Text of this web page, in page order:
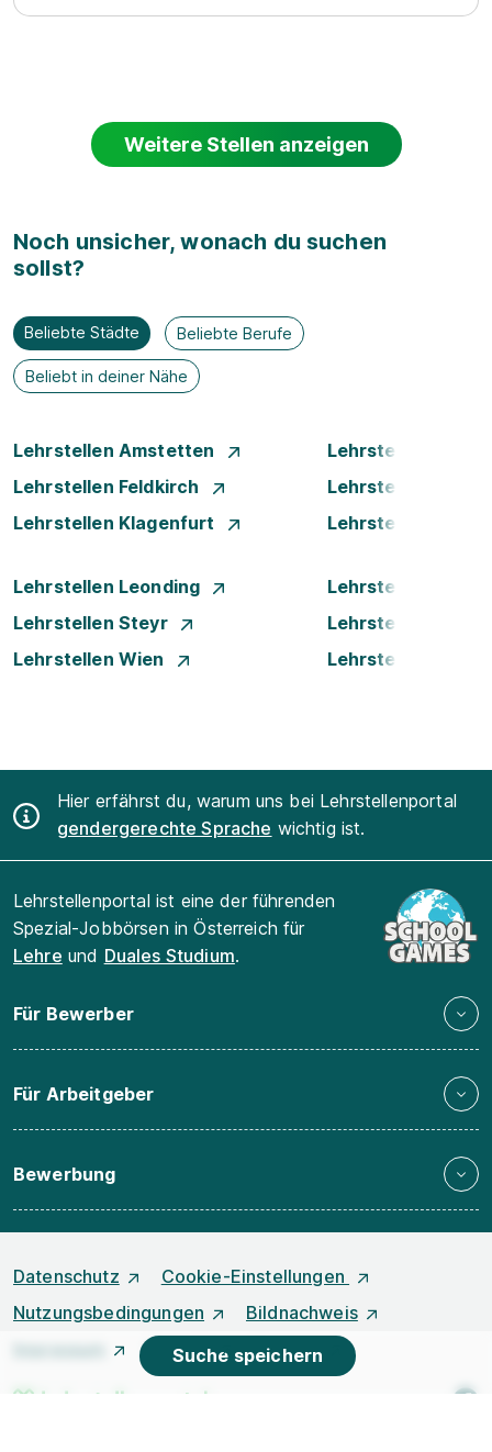
Weitere Stellen anzeigen
Suche speichern
Noch unsicher, wonach du suchen
sollst?
Beliebte Städte Beliebte Berufe
Beliebt in deiner Nähe
Lehrstellen Amstetten
Lehrstellen
Lehrstellen Feldkirch
Lehrstellen Graz
Lehrstellen Klagenfurt
Lehrstellen
Lehrstellen Leonding
Lehrstellen Linz
Lehrstellen Steyr
Lehrstellen Traun
Lehrstellen Wien
Lehrstellen
Hier erfährst du, warum uns bei Lehrstellenportal
gendergerechte Sprache wichtig ist.
Lehrstellenportal ist eine der führenden
Spezial-Jobbörsen in Österreich für
Lehre und Duales Studium.
Für Bewerber
Für Arbeitgeber
Bewerbung
Datenschutz
Cookie-Einstellungen
Nutzungsbedingungen
Bildnachweis
Kontakt Karriere